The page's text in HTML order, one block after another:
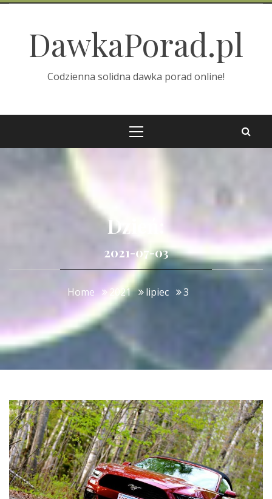
Skip
contentDawkaPorad.pl
Codzienna solidna dawka porad online!
Dzień:
2021-07-03
Home 2021 lipiec 3